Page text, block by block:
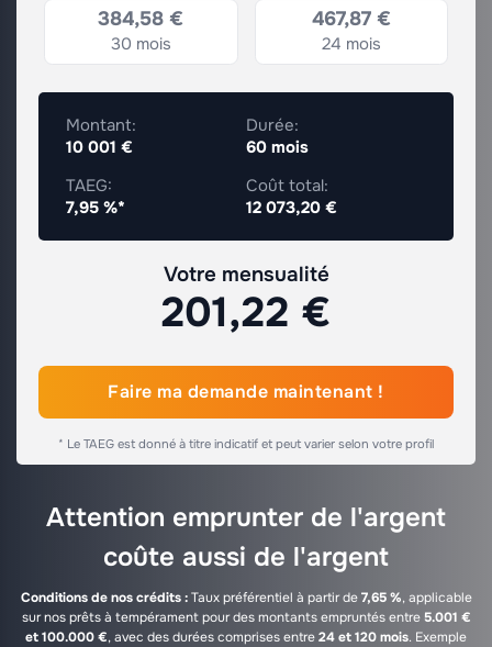
384,58 €
30 mois
467,87 €
24 mois
Montant:
10 001 €
Durée:
60 mois
TAEG:
7,95 %*
Coût total:
12 073,20 €
Votre mensualité
201,22 €
Faire ma demande maintenant !
* Le TAEG est donné à titre indicatif et peut varier selon votre profil
Attention emprunter de l'argent
coûte aussi de l'argent
Conditions de nos crédits :Taux préférentiel à partir de7,65 %, applicable
sur nos prêts à tempérament pour des montants empruntés entre 5.001 €
et 100.000 €, avec des durées comprises entre24 et 120 mois. Exemple